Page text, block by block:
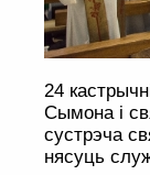
24
Сымона і
сустрэча
нясуць